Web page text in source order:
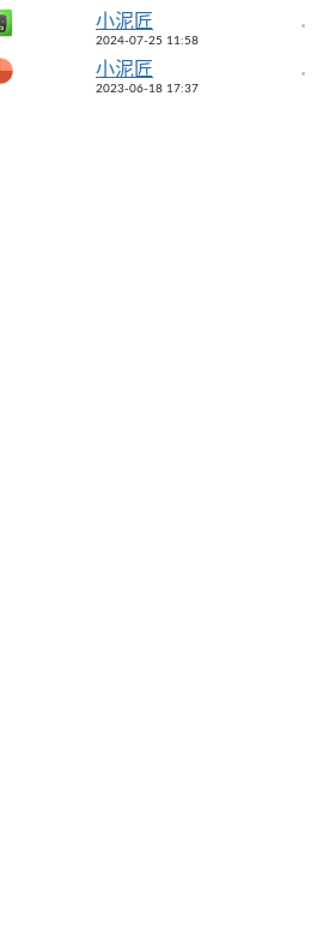
小泥匠
2024-07-25 11:58
小泥匠
2023-06-18 17:37